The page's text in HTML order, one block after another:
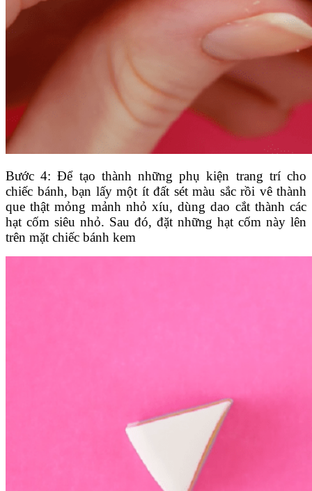
Bước 4: Để tạo thành những phụ kiện trang trí cho
chiếc bánh, bạn lấy một ít đất sét màu sắc rồi vê thành
que thật mỏng mảnh nhỏ xíu, dùng dao cắt thành các
hạt cốm siêu nhỏ. Sau đó, đặt những hạt cốm này lên
trên mặt chiếc bánh kem